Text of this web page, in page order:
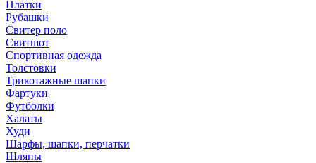
Платки
Рубашки
Свитер поло
Свитшот
Спортивная одежда
Толстовки
Трикотажные шапки
Фартуки
Футболки
Халаты
Худи
Шарфы, шапки, перчатки
Шляпы